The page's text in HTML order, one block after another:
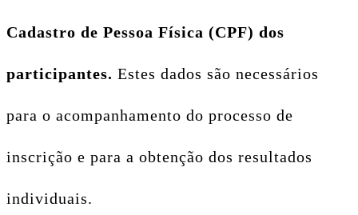
Cadastro de Pessoa Física (CPF) dos
participantes. Estes dados são necessários
para o acompanhamento do processo de
inscrição e para a obtenção dos resultados
individuais.